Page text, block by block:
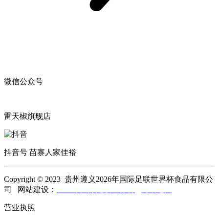
微信公众号
雷天椒旗舰店
抖音号 苗寨人家佳裕
Copyright © 2023 贵州遵义2026年国际足联世界杯食品有限公
司 网站建设：
营业执照